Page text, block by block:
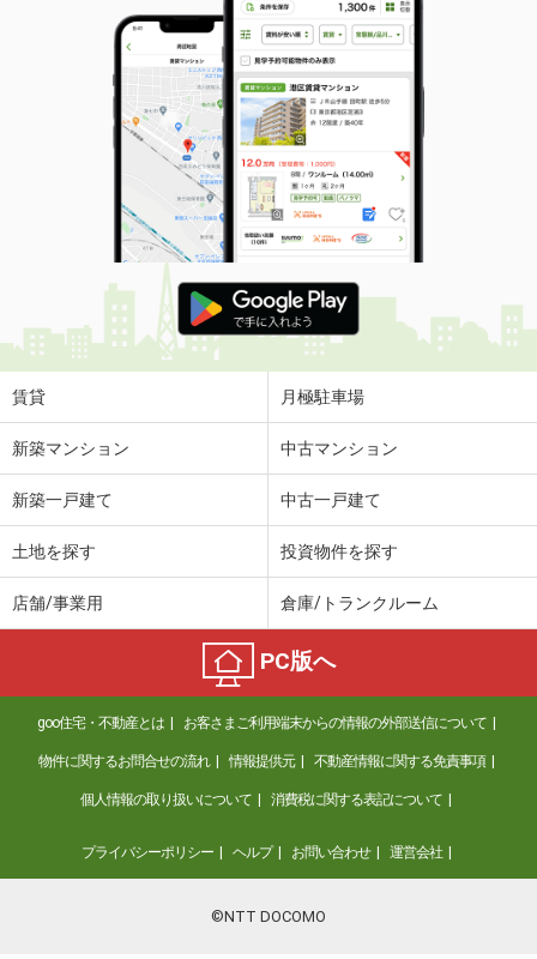
賃貸 月極駐車場
新築マンション 中古マンション
新築一戸建て 中古一戸建て
土地を探す 投資物件を探す
店舗/事業用 倉庫/トランクルーム
PC版へ
goo住宅・不動産とは お客さまご利用端末からの情報の外部送信について
物件に関するお問合せの流れ 情報提供元 不動産情報に関する免責事項
個人情報の取り扱いについて 消費税に関する表記について
プライバシーポリシー ヘルプ お問い合わせ 運営会社
©NTT DOCOMO